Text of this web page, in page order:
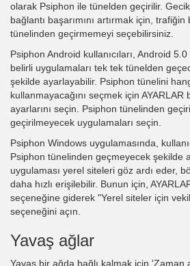
olarak Psiphon ile tünelden geçirilir.
bağlantı başarımını artırmak için, trafiğin
tünelinden geçirmemeyi seçebilirsiniz.
Psiphon Android kullanıcıları, Android
belirli uygulamaları tek tek tünelden
şekilde ayarlayabilir. Psiphon tünelini
kullanmayacağını seçmek için
ayarlarını seçin. Psiphon tünelinden
geçirilmeyecek uygulamaları seçin.
Psiphon Windows uygulamasında,
Psiphon tünelinden geçmeyecek şekilde
uygulaması yerel siteleri göz ardı eder,
daha hızlı erişilebilir. Bunun için,
seçeneğine giderek "Yerel siteler için
seçeneğini açın.
Yavaş ağlar
Yavaş bir ağda bağlı kalmak için 'Zaman